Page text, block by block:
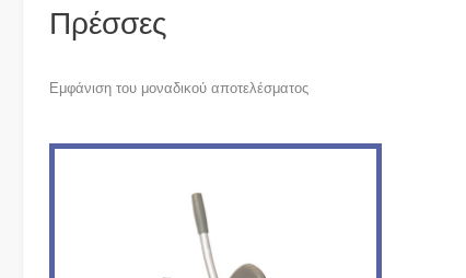
Πρέσσες
Εμφάνιση του μοναδικού αποτελέσματος